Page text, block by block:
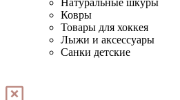
Натуральные шкуры
Ковры
Товары для хоккея
Лыжи и аксессуары
Санки детские